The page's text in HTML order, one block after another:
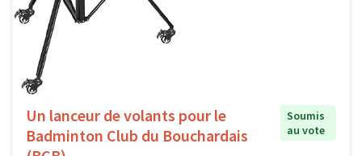
Un lanceur de volants pour le
Badminton Club du Bouchardais
Soumis
au vote